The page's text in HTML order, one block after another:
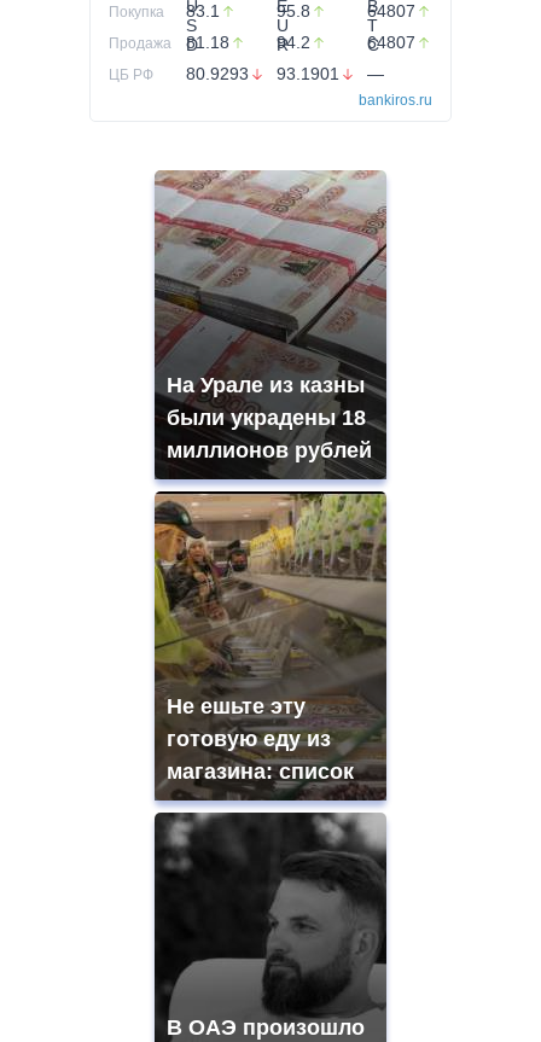
Покупка 83.1 95.8 64807
Продажа 81.18 94.2 64807
ЦБ РФ 80.9293 93.1901 —
bankiros.ru
На Урале из казны
были украдены 18
миллионов рублей
Не ешьте эту
готовую еду из
магазина: список
В ОАЭ произошло